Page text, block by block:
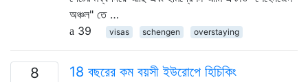
অঞ্চল" তে …
39
visas schengen overstaying
8 18 বছরের কম বয়সী ইউরোপে হিচিকিং